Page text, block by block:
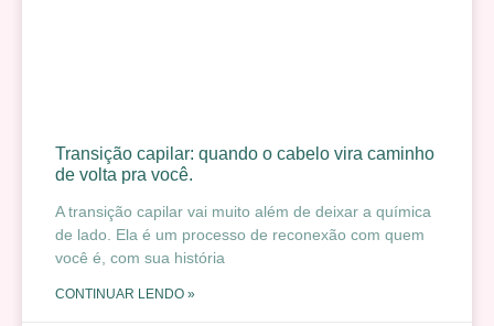
Transição capilar: quando o cabelo vira caminho
de volta pra você.
A transição capilar vai muito além de deixar a química
de lado. Ela é um processo de reconexão com quem
você é, com sua história
CONTINUAR LENDO »